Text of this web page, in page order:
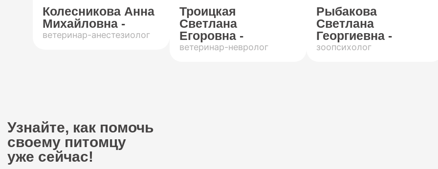
Колесникова Анна
Михайловна -
ветеринар-анестезиолог
Троицкая
Светлана
Егоровна -
ветеринар-невролог
Рыбакова
Светлана
Георгиевна -
зоопсихолог
Узнайте, как помочь
своему питомцу
уже сейчас!